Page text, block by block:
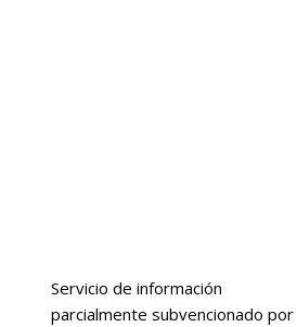
Servicio de información
parcialmente subvencionado por